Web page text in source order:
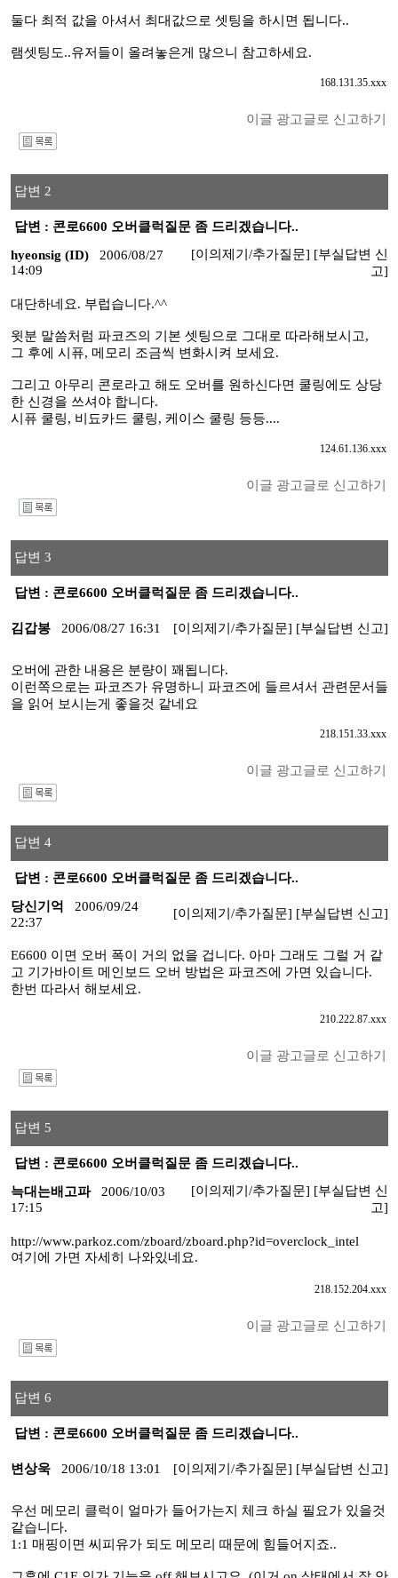
둘다 최적 값을 아셔서 최대값으로 셋팅을 하시면 됩니다..
램셋팅도..유저들이 올려놓은게 많으니 참고하세요.
168.131.35.xxx
이글 광고글로 신고하기
답변 2
답변 : 콘로6600 오버클럭질문 좀 드리겠습니다..
hyeonsig (ID)
2006/08/27
14:09
[이의제기/추가질문] [부실답변 신
고]
대단하네요. 부럽습니다.^^
윗분 말씀처럼 파코즈의 기본 셋팅으로 그대로 따라해보시고,
그 후에 시퓨, 메모리 조금씩 변화시켜 보세요.
그리고 아무리 콘로라고 해도 오버를 원하신다면 쿨링에도 상당
한 신경을 쓰셔야 합니다.
시퓨 쿨링, 비됴카드 쿨링, 케이스 쿨링 등등....
124.61.136.xxx
이글 광고글로 신고하기
답변 3
답변 : 콘로6600 오버클럭질문 좀 드리겠습니다..
김갑봉 2006/08/27 16:31 [이의제기/추가질문] [부실답변 신고]
오버에 관한 내용은 분량이 꽤됩니다.
이런쪽으로는 파코즈가 유명하니 파코즈에 들르셔서 관련문서들
을 읽어 보시는게 좋을것 같네요
218.151.33.xxx
이글 광고글로 신고하기
답변 4
답변 : 콘로6600 오버클럭질문 좀 드리겠습니다..
당신기억
2006/09/24
22:37
[이의제기/추가질문] [부실답변 신고]
E6600 이면 오버 폭이 거의 없을 겁니다. 아마 그래도 그럴 거 같
고 기가바이트 메인보드 오버 방법은 파코즈에 가면 있습니다.
한번 따라서 해보세요.
210.222.87.xxx
이글 광고글로 신고하기
답변 5
답변 : 콘로6600 오버클럭질문 좀 드리겠습니다..
늑대는배고파
2006/10/03
17:15
[이의제기/추가질문] [부실답변 신
고]
http://www.parkoz.com/zboard/zboard.php?id=overclock_intel
여기에 가면 자세히 나와있네요.
218.152.204.xxx
이글 광고글로 신고하기
답변 6
답변 : 콘로6600 오버클럭질문 좀 드리겠습니다..
변상욱 2006/10/18 13:01 [이의제기/추가질문] [부실답변 신고]
우선 메모리 클럭이 얼마가 들어가는지 체크 하실 필요가 있을것
같습니다.
1:1 매핑이면 씨피유가 되도 메모리 때문에 힘들어지죠..